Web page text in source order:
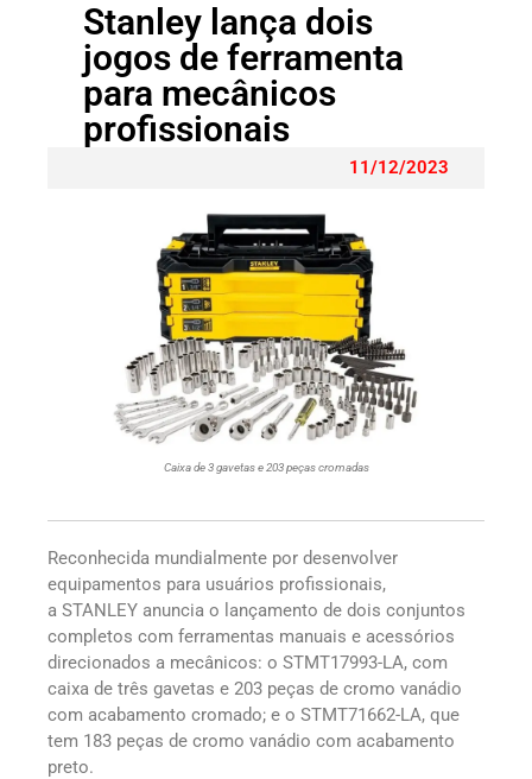
Stanley lança dois
jogos de ferramenta
para mecânicos
profissionais
11/12/2023
Caixa de 3 gavetas e 203 peças cromadas
Reconhecida mundialmente por desenvolver
equipamentos para usuários profissionais,
a STANLEY anuncia o lançamento de dois conjuntos
completos com ferramentas manuais e acessórios
direcionados a mecânicos: o STMT17993-LA, com
caixa de três gavetas e 203 peças de cromo vanádio
com acabamento cromado; e o STMT71662-LA, que
tem 183 peças de cromo vanádio com acabamento
preto.